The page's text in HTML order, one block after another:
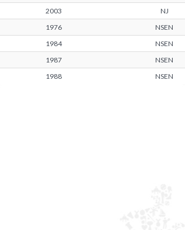
2003 NJ
1976 NSEN
1984 NSEN
1987 NSEN
1988 NSEN